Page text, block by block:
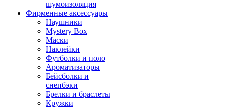
шумоизоляция
Фирменные аксессуары
Наушники
Mystery Box
Маски
Наклейки
Футболки и поло
Ароматизаторы
Бейсболки и
снепбэки
Брелки и браслеты
Кружки